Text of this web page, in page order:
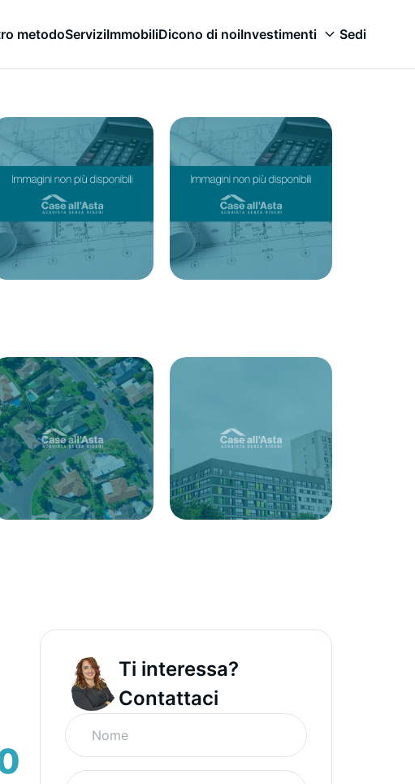
metodoServiziImmobiliDicono di noiInvestimenti Sedi
Ti interessa?
Contattaci